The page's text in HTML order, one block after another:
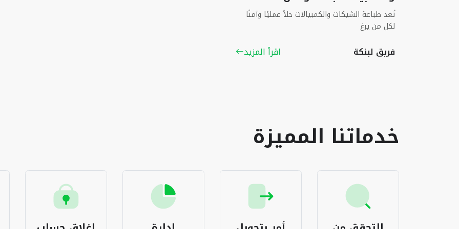
تُعد طباعة الشيكات والكمبيالات حلاً عمليًا وآمنًا
لكل من يرغ
فريق لبنكة اقرأ المزيد
خدماتنا المميزة